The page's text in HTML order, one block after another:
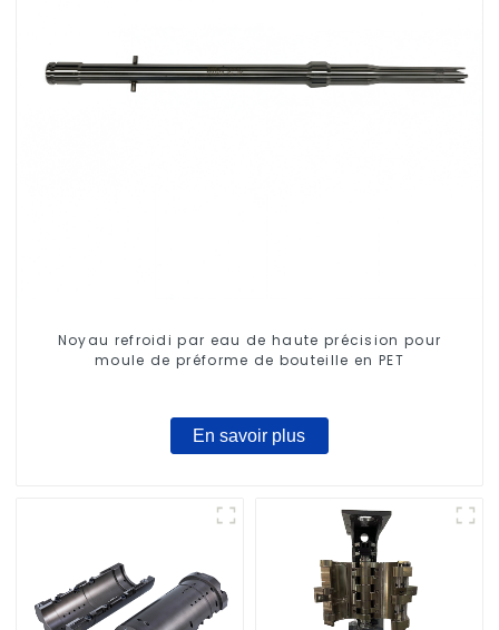
Noyau refroidi par eau de haute précision pour
moule de préforme de bouteille en PET
En savoir plus